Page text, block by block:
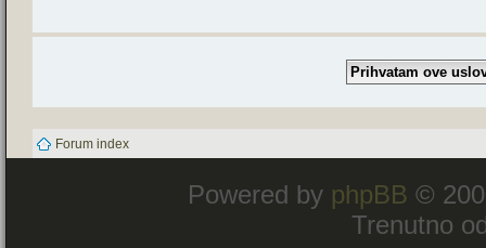
Forum index
Powered by phpBB ©
Trenutno